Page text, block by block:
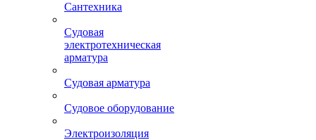
Сантехника
Судовая
электротехническая
арматура
Судовая арматура
Судовое оборудование
Электроизоляция